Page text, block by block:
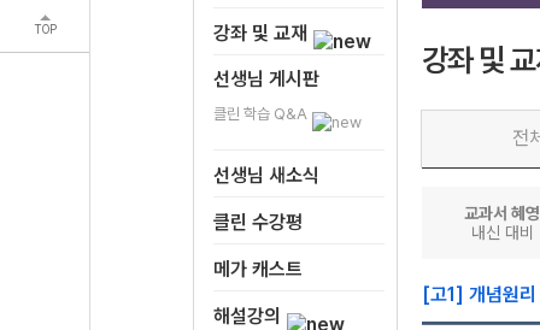
TOP
강좌 및 교재
선생님 게시판
클린 학습 Q&A
선생님 새소식
클린 수강평
메가 캐스트
해설강의
강좌 및
전
교과서 혜영
내신 대비
[고1] 개념원리